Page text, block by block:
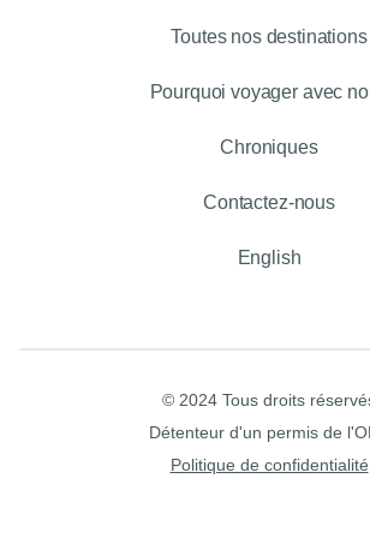
Toutes nos destinations
Pourquoi voyager avec
Chroniques
Contactez-nous
English
© 2024 Tous droits
Détenteur d'un permis de
Politique de confidentialité